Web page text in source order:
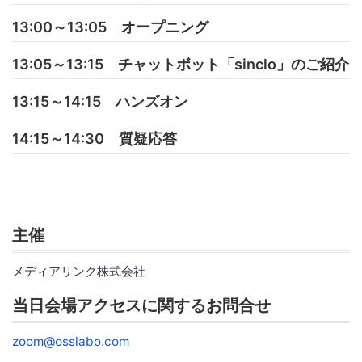
13:00～13:05 オープニング
13:05～13:15 チャットボット「sinclo」のご紹介
13:15～14:15 ハンズオン
14:15～14:30 質疑応答
主催
メディアリンク株式会社
当日会場アクセスに関するお問合せ
zoom@osslabo.com